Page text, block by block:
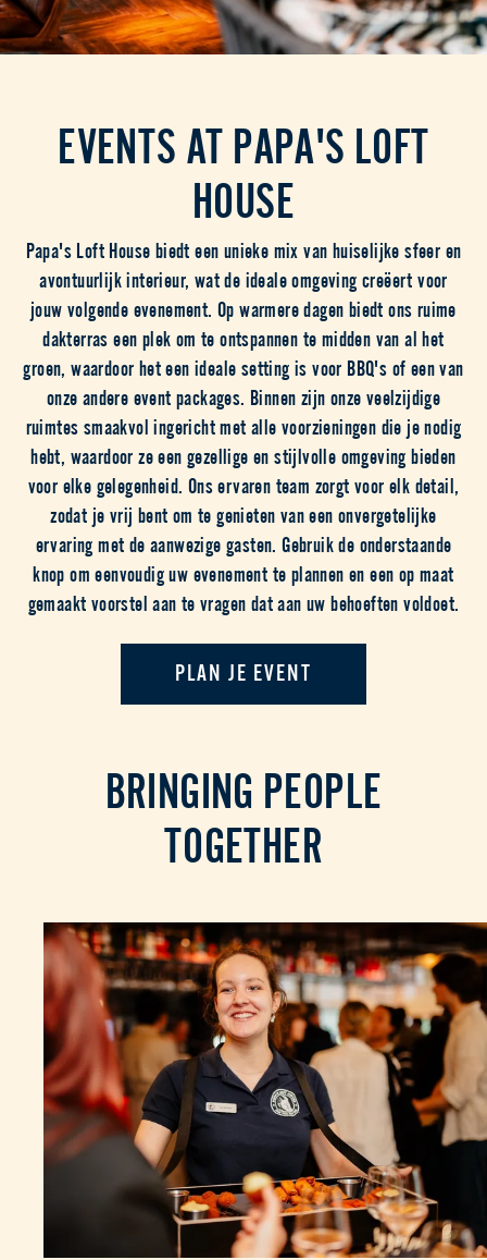
EVENTS AT PAPA'S LOFT
HOUSE
Papa's Loft House biedt een unieke mix van huiselijke sfeer en
avontuurlijk interieur, wat de ideale omgeving creëert voor
jouw volgende evenement. Op warmere dagen biedt ons ruime
dakterras een plek om te ontspannen te midden van al het
groen, waardoor het een ideale setting is voor BBQ's of een van
onze andere event packages. Binnen zijn onze veelzijdige
ruimtes smaakvol ingericht met alle voorzieningen die je nodig
hebt, waardoor ze een gezellige en stijlvolle omgeving bieden
voor elke gelegenheid. Ons ervaren team zorgt voor elk detail,
zodat je vrij bent om te genieten van een onvergetelijke
ervaring met de aanwezige gasten. Gebruik de onderstaande
knop om eenvoudig uw evenement te plannen en een op maat
gemaakt voorstel aan te vragen dat aan uw behoeften voldoet.
PLAN JE EVENT
BRINGING PEOPLE
TOGETHER